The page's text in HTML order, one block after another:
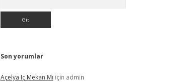
Son yorumlar
Açelya Iç Mekan Mı için admin